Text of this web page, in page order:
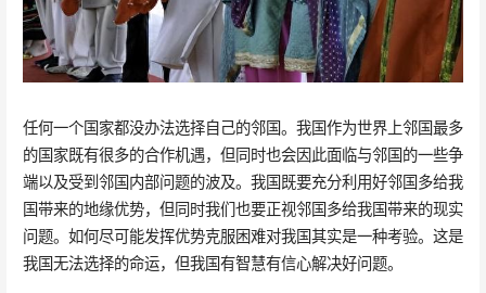
任何一个国家都没办法选择自己的邻国。我国作为世界上邻国最多
的国家既有很多的合作机遇，但同时也会因此面临与邻国的一些争
端以及受到邻国内部问题的波及。我国既要充分利用好邻国多给我
国带来的地缘优势，但同时我们也要正视邻国多给我国带来的现实
问题。如何尽可能发挥优势克服困难对我国其实是一种考验。这是
我国无法选择的命运，但我国有智慧有信心解决好问题。